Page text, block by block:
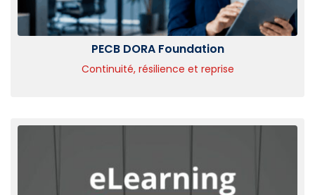
PECB DORA Foundation
Continuité, résilience et reprise